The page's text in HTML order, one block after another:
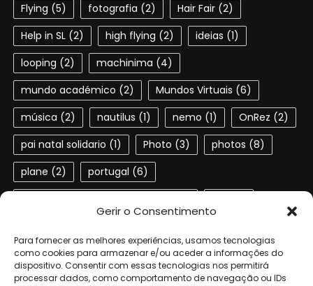
Gerir o Consentimento
Para fornecer as melhores experiências, usamos tecnologias
como cookies para armazenar e/ou aceder a informações do
dispositivo. Consentir com essas tecnologias nos permitirá
processar dados, como comportamento de navegação ou IDs
Flying (5) fotografia (2) Hair Fair(2)
Help in SL(2) high flying (2) ideias (1)
looping (2) machinima (4)
mundo académico (2) Mundos Virtuais (6)
música (2) nautilus (1) nemo (1) OnRez (2)
pai natal solidario (1) Photo (3) photos (8)
plane (2) portugal (6)
solidariedade(2) steampunk(1) ted(2)
terra dos sonhos(4) TSF(3)